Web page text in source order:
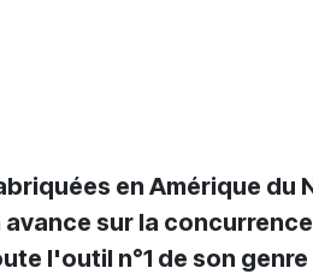
en Amérique du
sur la
l'outil n°1 de son genre